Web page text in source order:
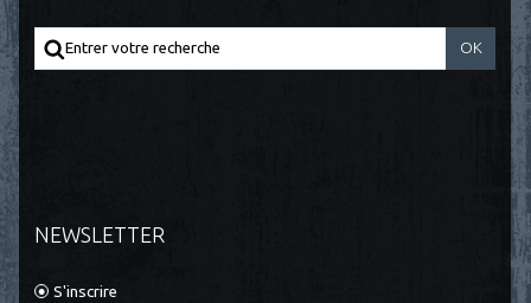
NEWSLETTER
S'inscrire